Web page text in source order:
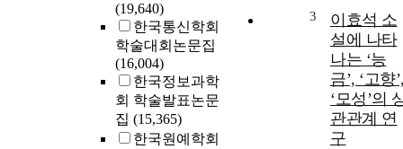
(19,640)
한국통신학회
학술대회논문집
(16,004)
한국정보과학
회 학술발표논문
집 (15,365)
한국원예학회
3
이효석 소
설에 나타
나는 ‘능
금’, ‘고향
‘모성’의
관관계 연
구